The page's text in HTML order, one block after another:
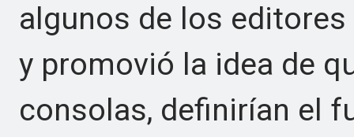
algunos de los
y promovió la idea de
consolas, definirían el